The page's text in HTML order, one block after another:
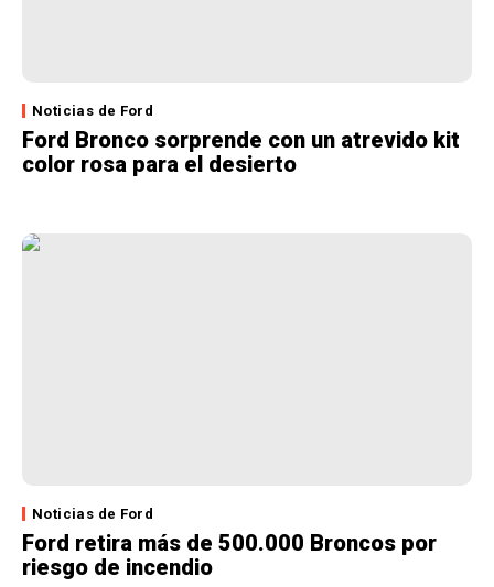
Noticias de Ford
Ford Bronco sorprende con un atrevido kit
color rosa para el desierto
Noticias de Ford
Ford retira más de 500.000 Broncos por
riesgo de incendio